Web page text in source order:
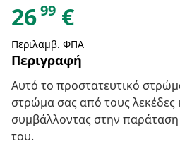
2699 €
Περιλαμβ. ΦΠΑ
Περιγραφή
Αυτό το προστατευτικό
στρώμα σας από τους λεκέδες
συμβάλλοντας στην παράταση
του.